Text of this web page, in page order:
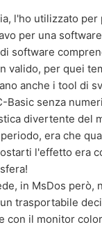
l'ho utilizzato per
per una
software
valido, per quei
anche i tool di
Basic senza
divertente del
era che
l'effetto era
in MsDos però,
trasportabile
con il monitor